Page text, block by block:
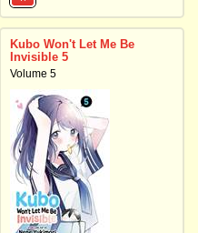
Kubo Won't Let Me Be
Invisible 5
Volume 5